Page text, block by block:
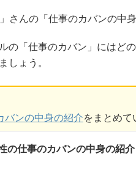
さんの「仕事のカバンの中身
の「仕事のカバン」にはど
しょう。
バンの中身の紹介をまとめて
の仕事のカバンの中身の紹介